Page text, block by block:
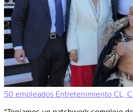
50 empleados Entretenimiento CL,